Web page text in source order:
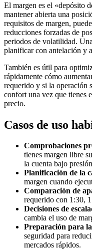
El margen es el «depósito
mantener abierta una
requisitos de margen,
reducciones forzadas de
periodos de volatilidad.
planificar con antelación y
También es útil para
rápidamente cómo
requerido y si la operación
confort una vez que tienes
precio.
Casos de uso
Comprobaciones
tienes margen libre
la cuenta bajo
Planificación de la
margen cuando
Comparación de
requerido con 1:30,
Decisiones de
cambia el uso de
Preparación para
seguridad para
mercados rápidos.